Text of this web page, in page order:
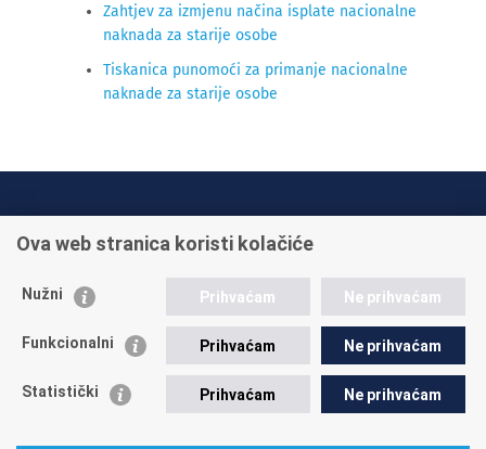
Zahtjev za izmjenu načina isplate nacionalne
naknada za starije osobe
Tiskanica punomoći za primanje nacionalne
naknade za starije osobe
+385 1 45 95 011
Postavite pitanje
Ova web stranica koristi kolačiće
Nužni Prihvaćam Ne prihvaćam
Funkcionalni Prihvaćam Ne prihvaćam
Statistički Prihvaćam Ne prihvaćam